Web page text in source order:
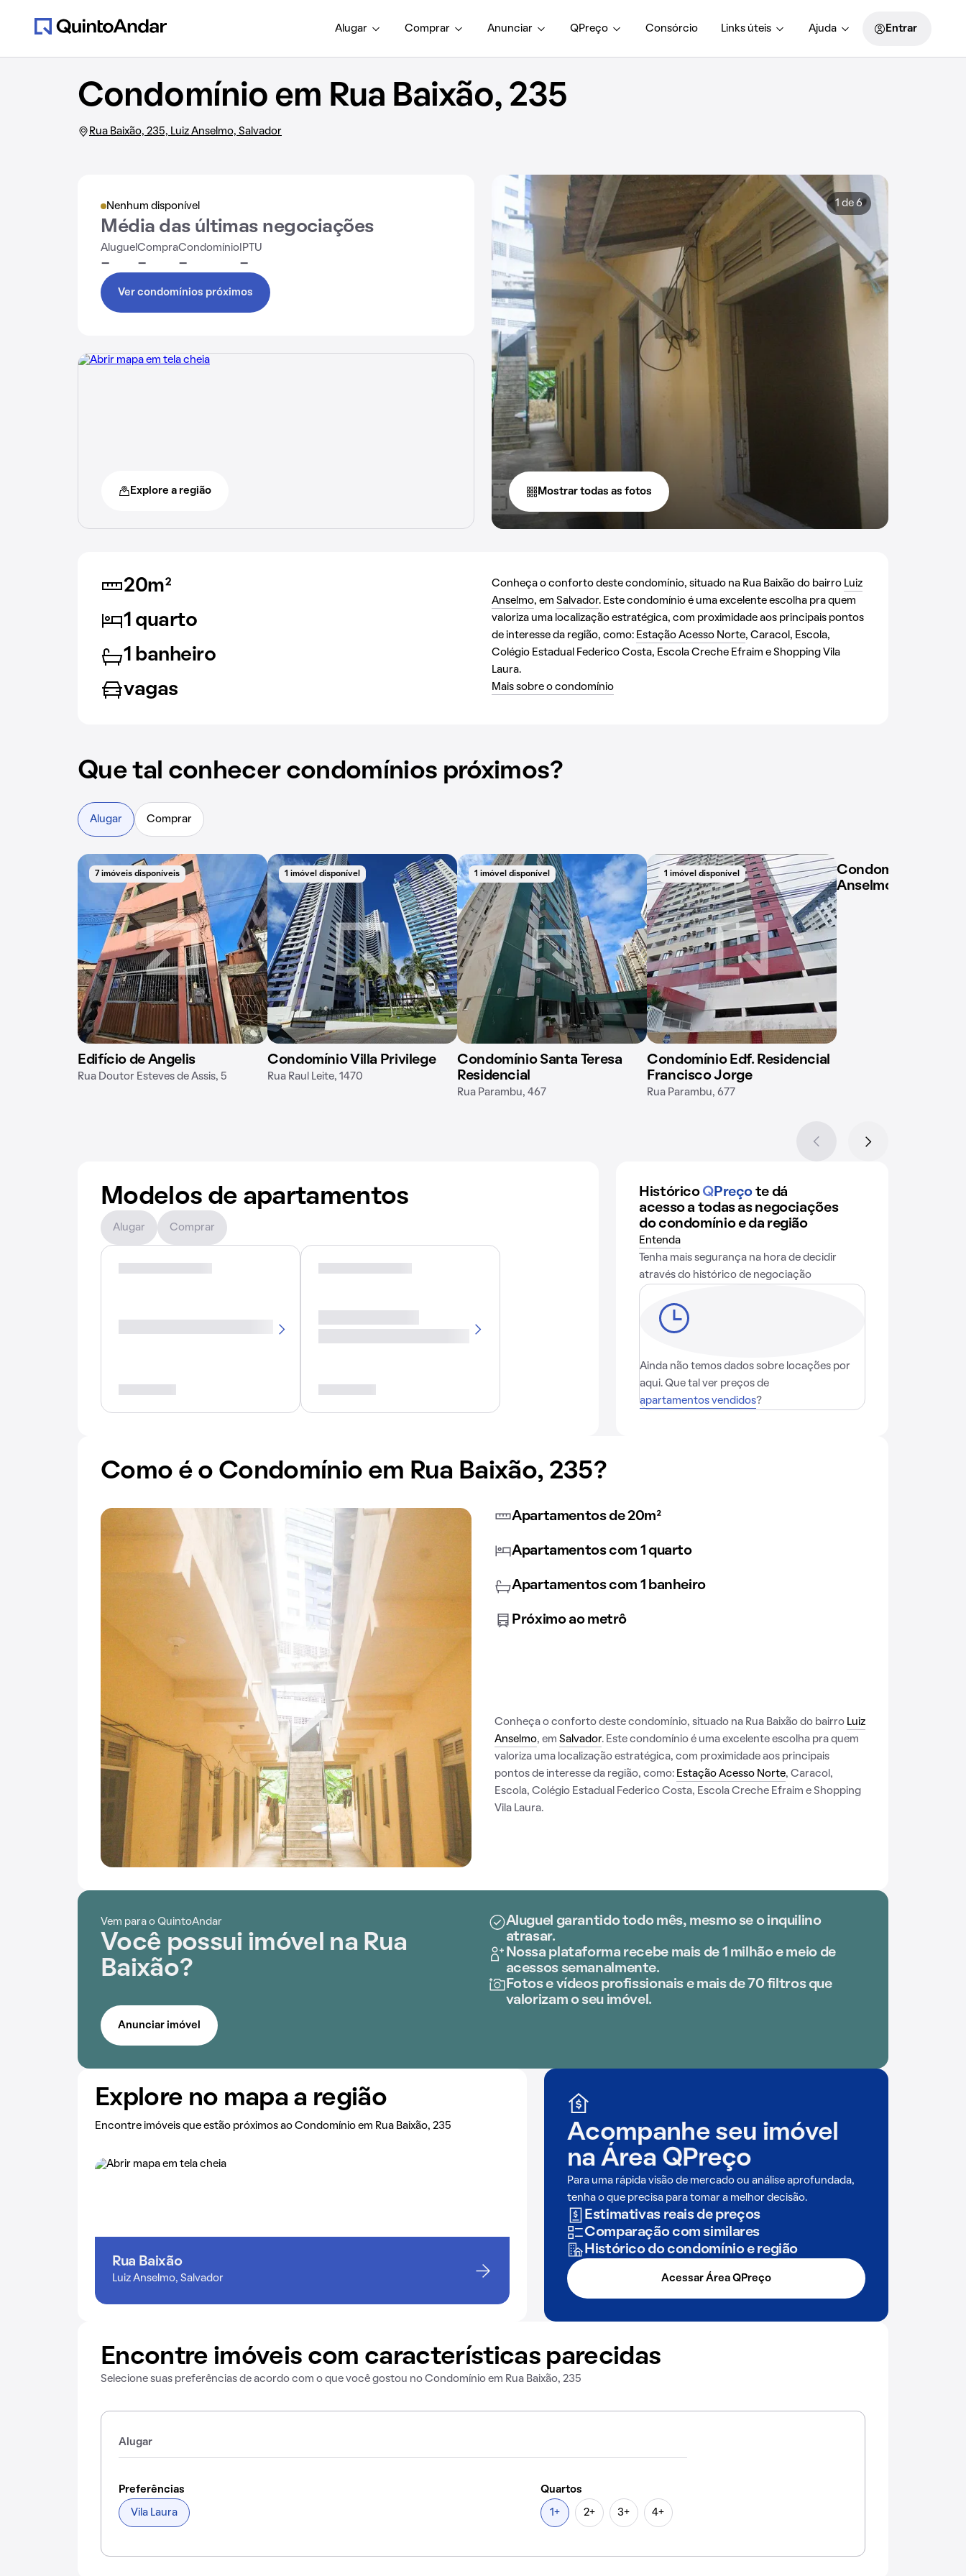
Alugar Comprar Anunciar QPreço Consórcio Links úteis Ajuda Entrar
Condomínio em Rua Baixão, 235
Rua Baixão, 235, Luiz Anselmo, Salvador
Nenhum disponível
Média das últimas negociações
Aluguel
-
Compra
-
Condomínio
-
IPTU
-
Ver condomínios próximos
Explore a região
1 de 6
Mostrar todas as fotos
20m²
1 quarto
1 banheiro
vagas
Conheça o conforto deste condomínio, situado na Rua Baixão do bairro Luiz
Anselmo, em Salvador. Este condomínio é uma excelente escolha pra quem
valoriza uma localização estratégica, com proximidade aos principais pontos
de interesse da região, como: Estação Acesso Norte, Caracol, Escola,
Colégio Estadual Federico Costa, Escola Creche Efraim e Shopping Vila
Laura.
Mais sobre o condomínio
Que tal conhecer condomínios próximos?
Alugar Comprar
7 imóveis disponíveis
Edifício de Angelis
Rua Doutor Esteves de Assis, 5
1 imóvel disponível
Condomínio Villa Privilege
Rua Raul Leite, 1470
1 imóvel disponível
Condomínio Santa Teresa
Residencial
Rua Parambu, 467
1 imóvel disponível
Condomínio Edf. Residencial
Francisco Jorge
Rua Parambu, 677
1 imóvel disponível
Condomínio em Rua
Anselmo, 184
Modelos de apartamentos
Alugar Comprar
Histórico QPreço te dá
acesso a todas as negociações
do condomínio e da região
Entenda
Tenha mais segurança na hora de decidir
através do histórico de negociação
Ainda não temos dados sobre locações por
aqui. Que tal ver preços de
apartamentos vendidos?
Como é o Condomínio em Rua Baixão, 235?
Apartamentos de 20m²
Apartamentos com 1 quarto
Apartamentos com 1 banheiro
Próximo ao metrô
Conheça o conforto deste condomínio, situado na Rua Baixão do bairro Luiz
Anselmo, em Salvador. Este condomínio é uma excelente escolha pra quem
valoriza uma localização estratégica, com proximidade aos principais
pontos de interesse da região, como: Estação Acesso Norte, Caracol,
Escola, Colégio Estadual Federico Costa, Escola Creche Efraim e Shopping
Vila Laura.
Vem para o QuintoAndar
Você possui imóvel na Rua
Baixão?
Aluguel garantido todo mês, mesmo se o inquilino
atrasar.
Nossa plataforma recebe mais de 1 milhão e meio de
acessos semanalmente.
Fotos e vídeos profissionais e mais de 70 filtros que
valorizam o seu imóvel.
Anunciar imóvel
Explore no mapa a região
Encontre imóveis que estão próximos ao Condomínio em Rua Baixão, 235
Rua Baixão
Luiz Anselmo, Salvador
Acompanhe seu imóvel
naÁrea QPreço
Para uma rápida visão de mercado ou análise aprofundada,
tenha o que precisa para tomar a melhor decisão.
Estimativas reais de preços
Comparação com similares
Histórico do condomínio e região
Acessar Área QPreço
Encontre imóveis com características parecidas
Selecione suas preferências de acordo com o que você gostou no Condomínio em Rua Baixão, 235
Alugar
Preferências
Vila Laura
Quartos
1+ 2+ 3+ 4+